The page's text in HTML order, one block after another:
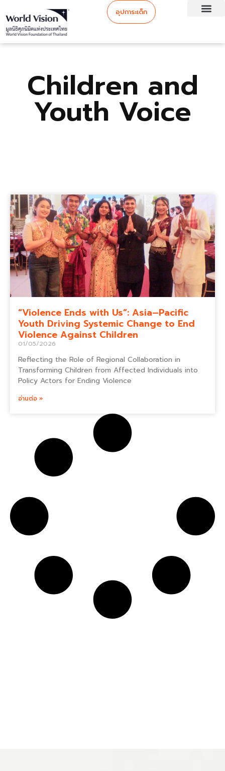
อุปการะเด็ก
Children and
Youth Voice
“Violence Ends with Us”: Asia–Pacific
Youth Driving Systemic Change to End
Violence Against Children
01/05/2026
Reflecting the Role of Regional Collaboration in
Transforming Children from Affected Individuals into
Policy Actors for Ending Violence
อ่านต่อ »